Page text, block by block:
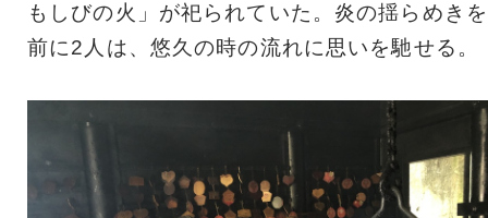
もしびの火」が祀られていた。炎の揺らめきを
前に2人は、悠久の時の流れに思いを馳せる。